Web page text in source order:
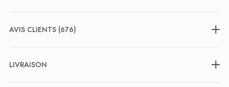
AVIS CLIENTS (676)
LIVRAISON